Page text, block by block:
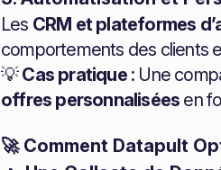
Les CRM et plateformes
comportements des clients
💡Cas pratique: Une
offres personnalisées en
🚀 Comment Datapult